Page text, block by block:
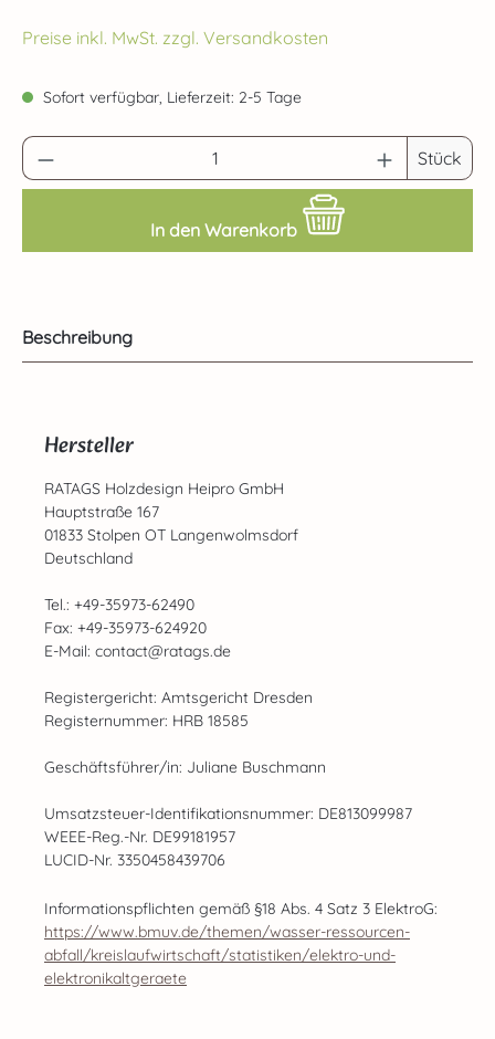
Preise inkl. MwSt. zzgl. Versandkosten
Sofort verfügbar, Lieferzeit: 2-5 Tage
Produkt Anzahl: Gib den gewünschtenStück
In den Warenkorb
Beschreibung
Hersteller
RATAGS Holzdesign Heipro GmbH
Hauptstraße 167
01833 Stolpen OT Langenwolmsdorf
Deutschland
Tel.: +49-35973-62490
Fax: +49-35973-624920
E-Mail: contact@ratags.de
Registergericht: Amtsgericht Dresden
Registernummer: HRB 18585
Geschäftsführer/in: Juliane Buschmann
Umsatzsteuer-Identifikationsnummer: DE813099987
WEEE-Reg.-Nr. DE99181957
LUCID-Nr. 3350458439706
Informationspflichten gemäß §18 Abs. 4 Satz 3 ElektroG:
https://www.bmuv.de/themen/wasser-ressourcen-
abfall/kreislaufwirtschaft/statistiken/elektro-und-
elektronikaltgeraete